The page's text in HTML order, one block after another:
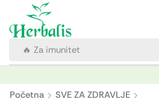
🔥 Za imunitet
Početna
SVE ZA ZDRAVLJE